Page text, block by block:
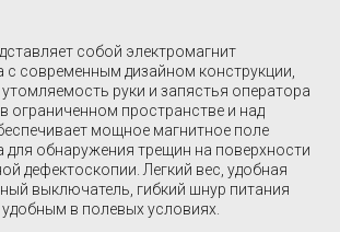
собой электромагнит
с современным дизайном конструкции,
руки и запястья оператора
ограниченном пространстве и над
мощное магнитное поле
для обнаружения трещин на поверхности
дефектоскопии. Легкий вес, удобная
выключатель, гибкий шнур питания
в полевых условиях.